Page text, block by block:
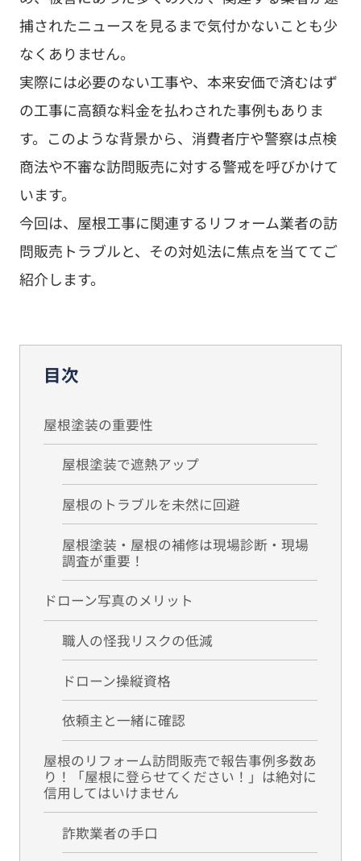
捕されたニュースを見るまで気付かないことも少
なくありません。
実際には必要のない工事や、本来安価で済むはず
の工事に高額な料金を払わされた事例もありま
す。このような背景から、消費者庁や警察は点検
商法や不審な訪問販売に対する警戒を呼びかけて
います。
今回は、屋根工事に関連するリフォーム業者の訪
問販売トラブルと、その対処法に焦点を当ててご
紹介します。
目次
屋根塗装の重要性
屋根塗装で遮熱アップ
屋根のトラブルを未然に回避
屋根塗装・屋根の補修は現場診断・現場
調査が重要！
ドローン写真のメリット
職人の怪我リスクの低減
ドローン操縦資格
依頼主と一緒に確認
屋根のリフォーム訪問販売で報告事例多数あ
り！「屋根に登らせてください！」は絶対に
信用してはいけません
詐欺業者の手口